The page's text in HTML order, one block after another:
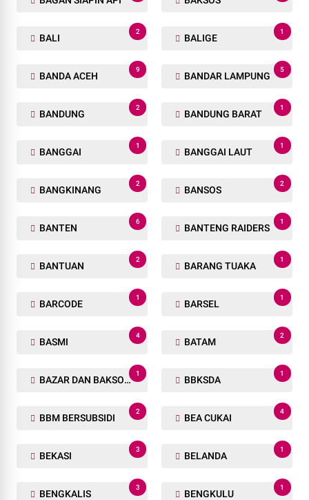
BALI
2
BALIGE
1
BANDA ACEH
9
BANDAR LAMPUNG
5
BANDUNG
2
BANDUNG BARAT
1
BANGGAI
1
BANGGAI LAUT
1
BANGKINANG
2
BANSOS
2
BANTEN
6
BANTENG RAIDERS
1
BANTUAN
2
BARANG TUAKA
1
BARCODE
1
BARSEL
1
BASMI
4
BATAM
2
BAZAR DAN BAKSOS RAMADHAN
1
BBKSDA
1
BBM BERSUBSIDI
2
BEA CUKAI
4
BEKASI
3
BELANDA
1
BENGKALIS
3
BENGKULU
1